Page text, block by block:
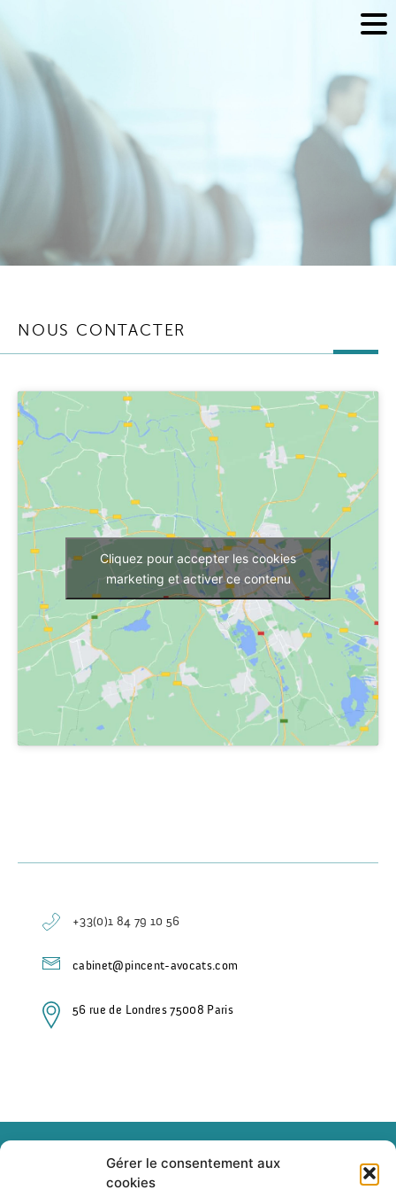
Gérer le consentement aux
cookies
NOUS CONTACTER
Cliquez pour accepter les cookies
marketing et activer ce contenu
+33(0)1 84 79 10 56
cabinet@pincent-avocats.com
56 rue de Londres 75008 Paris